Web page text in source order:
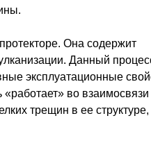
Она содержит
Данный
эксплуатационные
во взаимосвязи
трещин в ее структуре,